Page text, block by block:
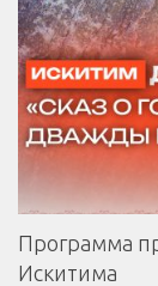
Программа
Искитима